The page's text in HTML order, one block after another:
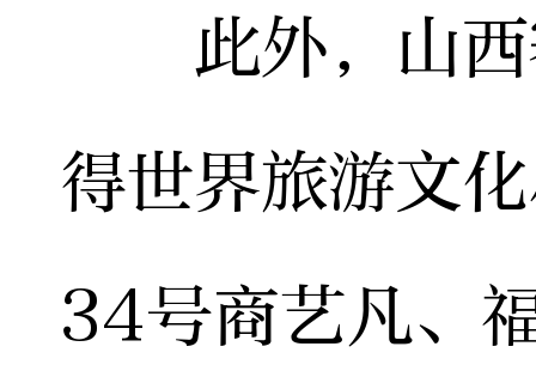
此外，山西
得世界旅游文
34号商艺凡、